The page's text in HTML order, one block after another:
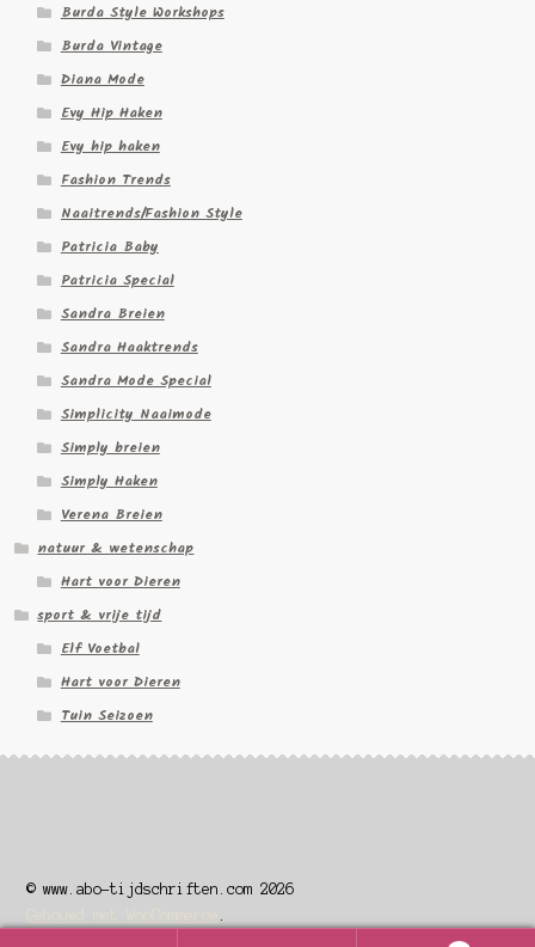
Burda Style Workshops
Burda Vintage
Diana Mode
Evy Hip Haken
Evy hip haken
Fashion Trends
Naaitrends/Fashion Style
Patricia Baby
Patricia Special
Sandra Breien
Sandra Haaktrends
Sandra Mode Special
Simplicity Naaimode
Simply breien
Simply Haken
Verena Breien
natuur & wetenschap
Hart voor Dieren
sport & vrije tijd
Elf Voetbal
Hart voor Dieren
Tuin Seizoen
© www.abo-tijdschriften.com 2026